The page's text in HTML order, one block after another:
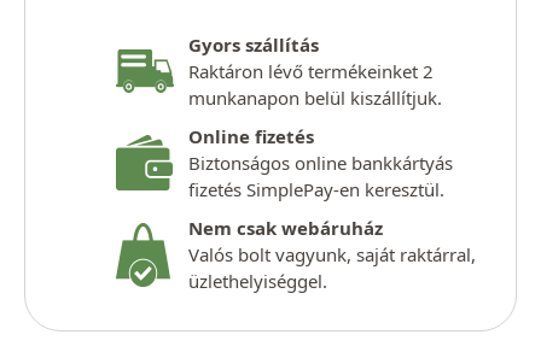
Gyors szállítás
Raktáron lévő termékeinket 2
munkanapon belül kiszállítjuk.
Online fizetés
Biztonságos online bankkártyás
fizetés SimplePay-en keresztül.
Nem csak webáruház
Valós bolt vagyunk, saját raktárral,
üzlethelyiséggel.